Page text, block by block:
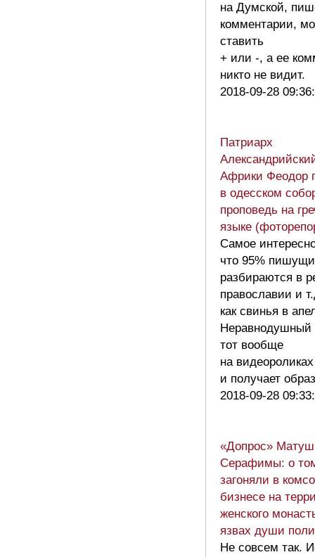
на Думской,
комментарии,
ставить
+ или -, а ее
никто не видит.
2018-09-28
Патриарх
Африки Феодор
в одесском
проповедь на
языке
Самое
что 95%
разбираются в
православии и
как свинья в
Неравнодушный
тот вообще
на
и получает
2018-09-28
«Допрос»
Серафимы: о
загоняли в
бизнесе на
женского
язвах души
Не совсем так.